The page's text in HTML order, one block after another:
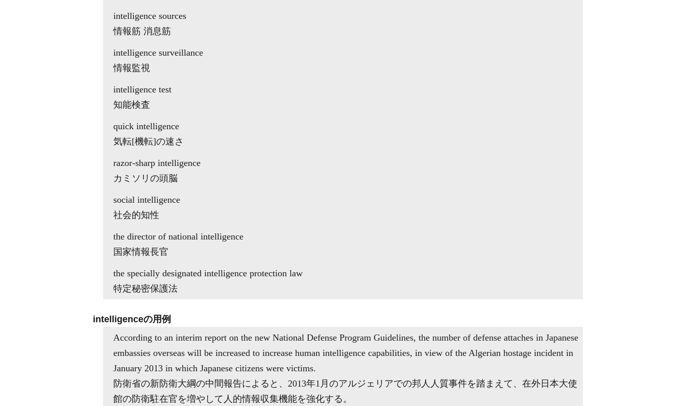
intelligence sources
情報筋 消息筋
intelligence surveillance
情報監視
intelligence test
知能検査
quick intelligence
気転[機転]の速さ
razor-sharp intelligence
カミソリの頭脳
social intelligence
社会的知性
the director of national intelligence
国家情報長官
the specially designated intelligence protection law
特定秘密保護法
intelligenceの用例
According to an interim report on the new National Defense Program Guidelines, the number of defense attaches in Japanese
embassies overseas will be increased to increase human intelligence capabilities, in view of the Algerian hostage incident in
January 2013 in which Japanese citizens were victims.
防衛省の新防衛大綱の中間報告によると、2013年1月のアルジェリアでの邦人人質事件を踏まえて、在外日本大使
館の防衛駐在官を増やして人的情報収集機能を強化する。